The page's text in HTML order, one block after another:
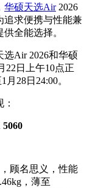
华硕天选Air2026
追求便携与性能兼
全能选择。
Air 2026和华硕
22日上午10点正
28日24:00。
顾名思义，性能
，薄至